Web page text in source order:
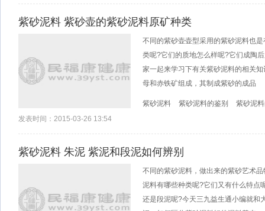
紫砂泥料 紫砂壶的紫砂泥料原矿种类
不同的紫砂壶壶型采用的紫砂泥料也
类呢?它们的质地怎么样呢?它们成陶
家一起来学习下有关紫砂泥料的相关
母和赤铁矿组成，其制成紫砂的成品
紫砂泥料 紫砂泥料的鉴别
紫砂泥
发表时间：2015-03-26 13:54
紫砂泥料 朱泥 紫泥和段泥如何辨别
不同的紫砂泥料，做出来的紫砂艺术
泥料有哪些种类呢?它们又有什么特点
还是段泥呢?今天三九益生通小编就和